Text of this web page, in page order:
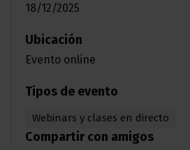
18/12/2025
Ubicación
Evento online
Tipos de evento
Webinars y clases en directo
Compartir con amigos